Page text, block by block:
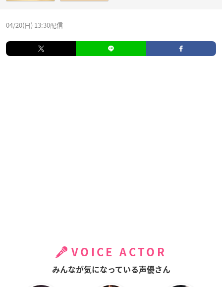
04/20(日) 13:30配信
VOICE ACTOR
みんなが気になっている声優さん